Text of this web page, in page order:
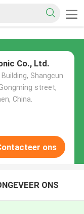
Co., Ltd.
Shangcun
street,
China.
ons
ONS